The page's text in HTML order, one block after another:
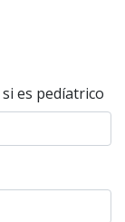
es pedíatrico